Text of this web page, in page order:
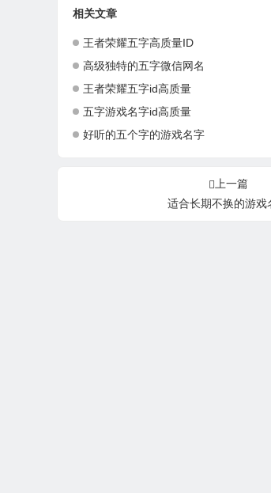
相关文章
王者荣耀五字高质量ID
高级独特的五字微信网名
王者荣耀五字id高质量
五字游戏名字id高质量
好听的五个字的游戏名字
上一篇
适合长期不换的游戏